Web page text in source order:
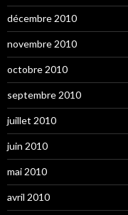
décembre 2010
novembre 2010
octobre 2010
septembre 2010
juillet 2010
juin 2010
mai 2010
avril 2010